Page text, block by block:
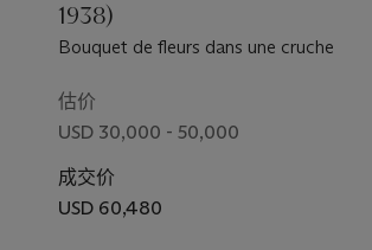
1938)
Bouquet de fleurs dans une cruche
估价
USD 30,000 - 50,000
成交价
USD 60,480